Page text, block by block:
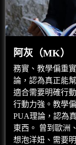
阿灰（MK）​
務實、教學偏重
論，認為真正能
適合需要明確行
行動力強。教學
PUA理論，認為
東西。 曾到歐洲
想泡洋妞、需要